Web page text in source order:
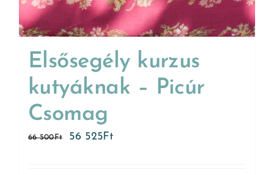
Elsősegély kurzus
kutyáknak – Picúr
Csomag
66 500Ft 56 525Ft